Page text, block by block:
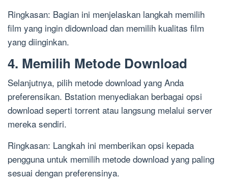
Ringkasan: Bagian ini menjelaskan langkah memilih
film yang ingin didownload dan memilih kualitas film
yang diinginkan.
4. Memilih Metode Download
Selanjutnya, pilih metode download yang Anda
preferensikan. Bstation menyediakan berbagai opsi
download seperti torrent atau langsung melalui server
mereka sendiri.
Ringkasan: Langkah ini memberikan opsi kepada
pengguna untuk memilih metode download yang paling
sesuai dengan preferensinya.